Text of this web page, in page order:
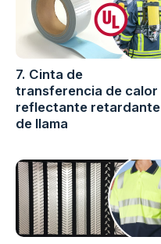
7. Cinta de
transferencia de calor
reflectante retardante
de llama